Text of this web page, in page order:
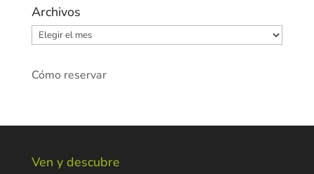
Archivos
Archivos
Cómo reservar
Ven y descubre